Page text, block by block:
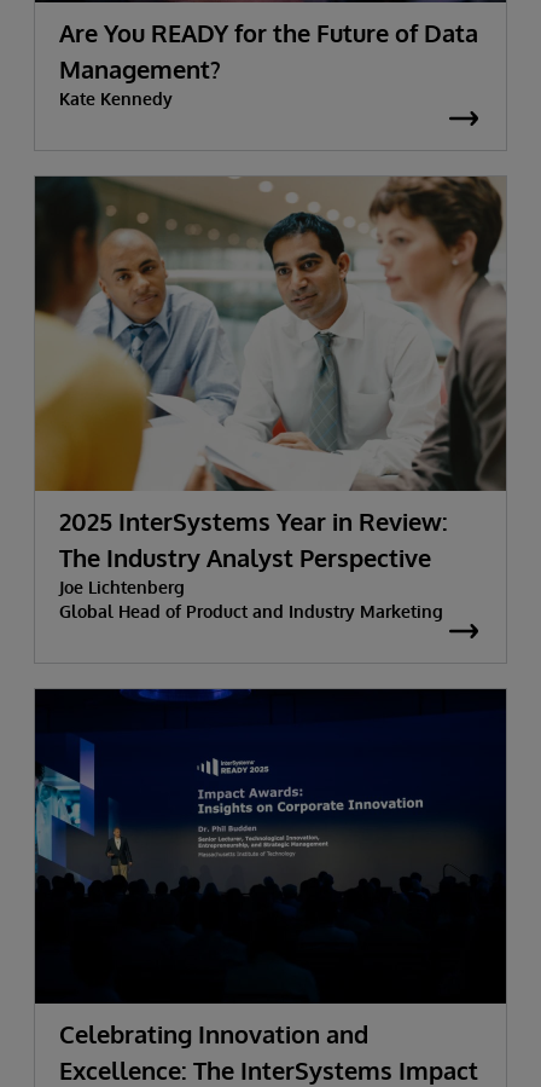
Are You READY for the Future of Data
Management?
Kate Kennedy
2025 InterSystems Year in Review:
The Industry Analyst Perspective
Joe Lichtenberg
Global Head of Product and Industry Marketing
Celebrating Innovation and
Excellence: The InterSystems Impact